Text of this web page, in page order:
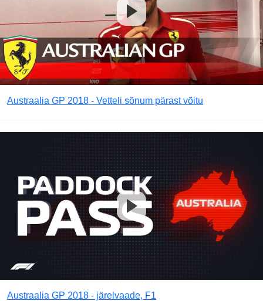
Austraalia GP 2018 - Vetteli sõnum pärast võitu
Austraalia GP 2018 - järelvaade, F1